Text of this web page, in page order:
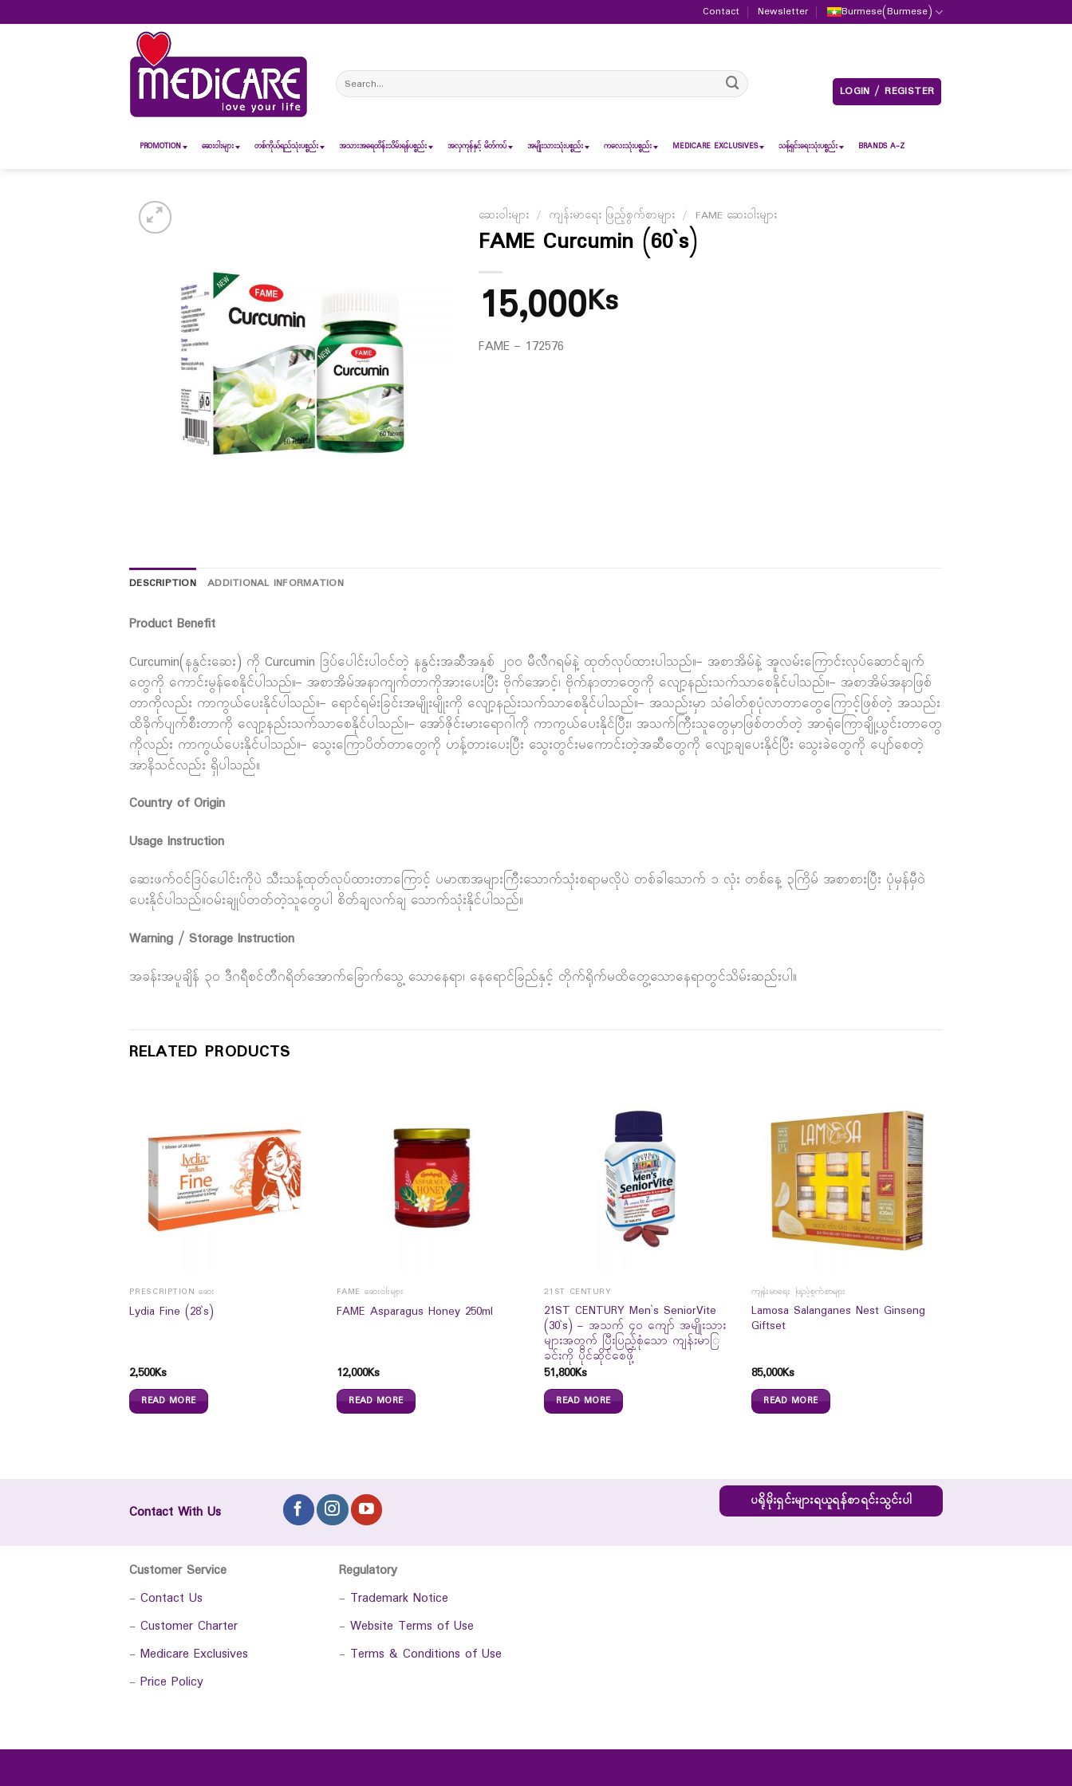
to
Contact Newsletter Burmese(Burmese)
Search
for:
LOGIN / REGISTER
PROMOTION ဆေး၀ါးများ တစ်ကိုယ်ရည်သုံးပစ္စည်း အသားအရေထိန်းသိမ်းရန်ပစ္စည်း အလှကုန်နှင့် မိတ်ကပ် အမျိုးသားသုံးပစ္စည်း ကလေးသုံးပစ္စည်း MEDICARE EXCLUSIVES သန့်ရှင်းရေးသုံးပစ္စည်း BRANDS A-Z
ဆေးဝါးများ / ကျန်းမာရေး ဖြည့်စွက်စာများ / FAME ဆေးဝါးများ
FAME Curcumin (60`s)
15,000Ks
FAME – 172576
DESCRIPTION ADDITIONAL INFORMATION
Product Benefit
Curcumin(နနွင်းဆေး) ကို Curcumin ဒြပ်ပေါင်းပါဝင်တဲ့ နနွင်းအဆီအနှစ် ၂၀၀ မီလီဂရမ်နဲ့ ထုတ်လုပ်ထားပါသည်။– အစာအိမ်နဲ့ အူလမ်းကြောင်းလုပ်ဆောင်ချက်
တွေကို ကောင်းမွန်စေနိုင်ပါသည်။– အစာအိမ်အနာကျက်တာကိုအားပေးပြီး ဗိုက်အောင့်၊ ဗိုက်နာတာတွေကို လျော့နည်းသက်သာစေနိုင်ပါသည်။– အစာအိမ်အနာဖြစ်
တာကိုလည်း ကာကွယ်ပေးနိုင်ပါသည်။– ရောင်ရမ်းခြင်းအမျိုးမျိုးကို လျော့နည်းသက်သာစေနိုင်ပါသည်။– အသည်းမှာ သံဓါတ်စုပုံလာတာတွေကြောင့်ဖြစ်တဲ့ အသည်း
ထိခိုက်ပျက်စီးတာကို လျော့နည်းသက်သာစေနိုင်ပါသည်။– အော်ဇိုင်းမားရောဂါကို ကာကွယ်ပေးနိုင်ပြီး၊ အသက်ကြီးသူတွေမှာဖြစ်တတ်တဲ့ အာရုံကြောချို့ယွင်းတာတွေ
ကိုလည်း ကာကွယ်ပေးနိုင်ပါသည်။– သွေးကြောပိတ်တာတွေကို ဟန့်တားပေးပြီး သွေးတွင်းမကောင်းတဲ့အဆီတွေကို လျော့ချပေးနိုင်ပြီး သွေးခဲတွေကို ပျော်စေတဲ့
အာနိသင်လည်း ရှိပါသည်။
Country of Origin
Usage Instruction
ဆေးဖက်ဝင်ဒြပ်ပေါင်းကိုပဲ သီးသန့်ထုတ်လုပ်ထားတာကြောင့် ပမာဏအများကြီးသောက်သုံးစရာမလိုပဲ တစ်ခါသောက် ၁ လုံး တစ်နေ့ ၃ကြိမ် အစာစားပြီး ပုံမှန်မှီဝဲ
ပေးနိုင်ပါသည်။ဝမ်းချုပ်တတ်တဲ့သူတွေပါ စိတ်ချလက်ချ သောက်သုံးနိုင်ပါသည်။
Warning / Storage Instruction
အခန်းအပူချိန် ၃၀ ဒီဂရီစင်တီဂရိတ်အောက်ခြောက်သွေ့ သောနေရာ၊ နေရောင်ခြည်နှင့် တိုက်ရိုက်မထိတွေ့သောနေရာတွင်သိမ်းဆည်းပါ။
RELATED PRODUCTS
PRESCRIPTION ဆေး
Lydia Fine (28`s)
2,500Ks
READ MORE
FAME ဆေးဝါးများ
FAME Asparagus Honey 250ml
12,000Ks
READ MORE
21ST CENTURY
21ST CENTURY Men`s SeniorVite
(30`s) – အသက် ၄၀ ကျော် အမျိုးသား
များအတွက် ပြီးပြည့်စုံသော ကျန်းမာြ
ခင်းကို ပိုင်ဆိုင်စေဖို့
51,800Ks
READ MORE
ကျန်းမာရေး ဖြည့်စွက်စာများ
Lamosa Salanganes Nest Ginseng
Giftset
85,000Ks
READ MORE
Contact With Us
ပရိုမိုးရှင်းများရယူရန်စာရင်းသွင်းပါ
Customer Service
- Contact Us
- Customer Charter
- Medicare Exclusives
- Price Policy
Regulatory
- Trademark Notice
- Website Terms of Use
- Terms & Conditions of Use